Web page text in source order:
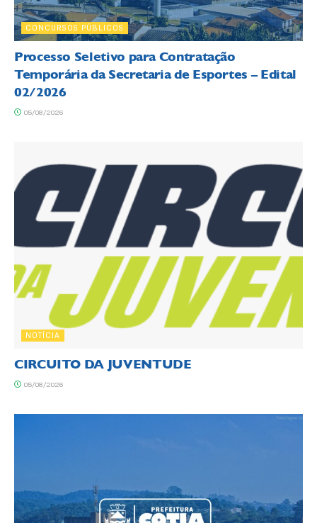
CONCURSOS PÚBLICOS
Processo Seletivo para Contratação
Temporária da Secretaria de Esportes – Edital
02/2026
05/08/2026
NOTÍCIA
CIRCUITO DA JUVENTUDE
05/08/2026